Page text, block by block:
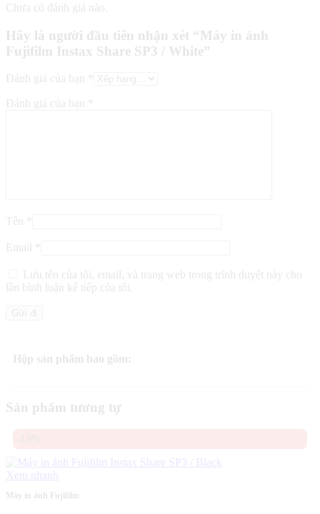
Chưa có đánh giá nào.
Hãy là người đầu tiên nhận xét “Máy in ảnh
Fujifilm Instax Share SP3 / White”
Đánh giá của bạn
Đánh giá của bạn
Tên
Email
Lưu tên của tôi, email, và trang web trong trình duyệt này cho
lần bình luận kế tiếp của tôi.
Hộp sản phẩm bao gồm:
Sản phẩm tương tự
Xem nhanh
Máy in ảnh Fujifilm